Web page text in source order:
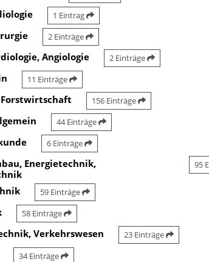
1 Eintrag
2 Einträge
Angiologie 2 Einträge
11 Einträge
156 Einträge
44 Einträge
6 Einträge
Energietechnik,
95
59 Einträge
58 Einträge
Verkehrswesen 23 Einträge
34 Einträge